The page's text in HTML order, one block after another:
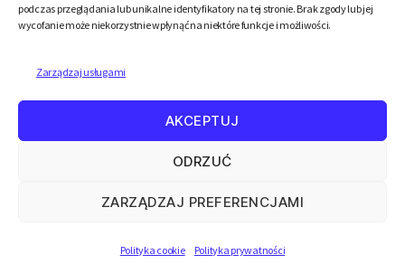
podczas przeglądania lub unikalne identyfikatory na tej stronie. Brak zgody lub jej
wycofanie może niekorzystnie wpłynąć na niektóre funkcje i możliwości.
Zarządzaj usługami
AKCEPTUJ
ODRZUĆ
ZARZĄDZAJ PREFERENCJAMI
Polityka cookie Polityka prywatności
skórę?
walki z rosacea
Top 3 bezpiecznych zabiegów laserowych na wiosnę i lato
LASERmed